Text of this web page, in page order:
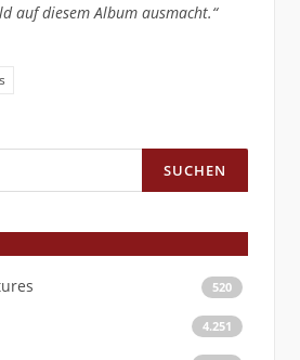
auf diesem Album ausmacht.“
520
4.251